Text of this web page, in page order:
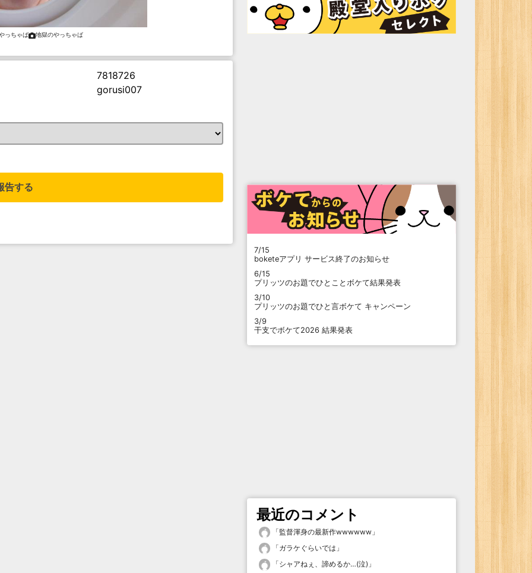
っちゃば 地獄のやっちゃば
7818726
gorusi007
告する
7/15
boketeアプリ サービス終了のお知らせ
6/15
プリッツのお題でひとことボケて結果発表
3/10
プリッツのお題でひと言ボケて キャンペーン
3/9
干支でボケて2026 結果発表
最近のコメント
「監督渾身の最新作wwwwww 」
「ガラケぐらいでは 」
「シャアねぇ、諦めるか…(泣) 」